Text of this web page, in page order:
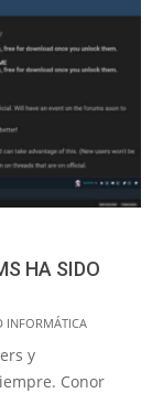
HA SIDO
INFORMÁTICA
y
Conor